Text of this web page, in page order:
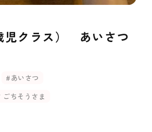
児クラス） あいさつ
#あいさつ
ちそうさま